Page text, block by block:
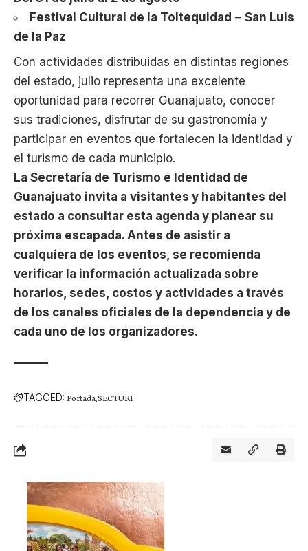
Festival Cultural de la Toltequidad – San Luis
de la Paz
Con actividades distribuidas en distintas regiones
del estado, julio representa una excelente
oportunidad para recorrer Guanajuato, conocer
sus tradiciones, disfrutar de su gastronomía y
participar en eventos que fortalecen la identidad y
el turismo de cada municipio.
La Secretaría de Turismo e Identidad de
Guanajuato invita a visitantes y habitantes del
estado a consultar esta agenda y planear su
próxima escapada. Antes de asistir a
cualquiera de los eventos, se recomienda
verificar la información actualizada sobre
horarios, sedes, costos y actividades a través
de los canales oficiales de la dependencia y de
cada uno de los organizadores.
TAGGED: Portada SECTURI